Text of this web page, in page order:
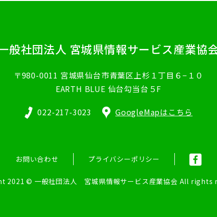
般社団法人 宮城県情報サービス産業協
〒980-0011 宮城県仙台市青葉区上杉１丁目６−１０
EARTH BLUE 仙台勾当台５F
022-217-3023
GoogleMapはこちら
お問い合わせ プライバシーポリシー
2021 © 一般社団法人 宮城県情報サービス産業協会 All rights